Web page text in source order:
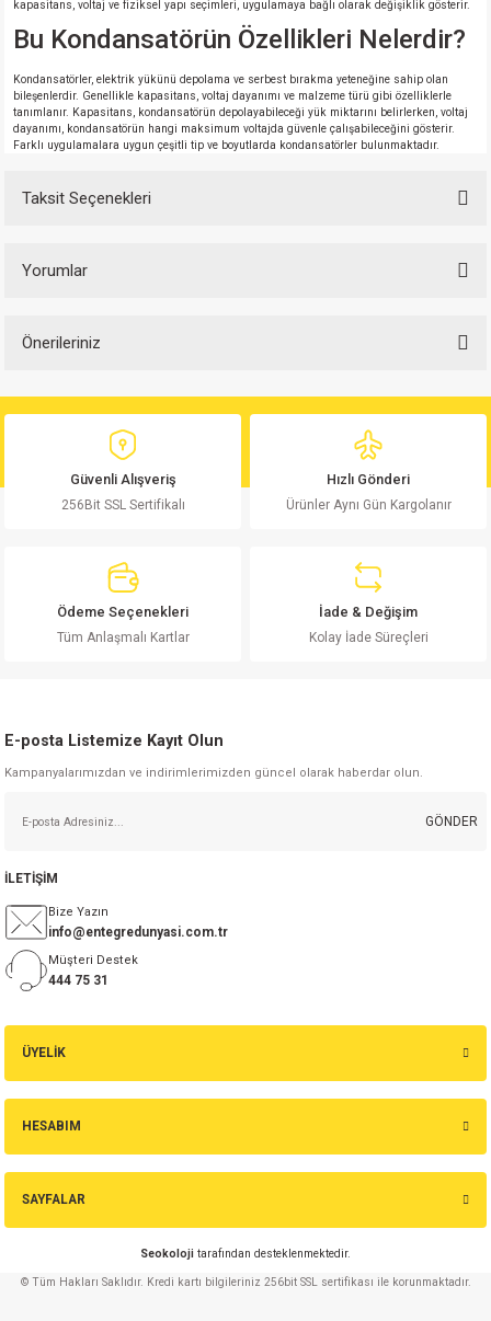
kapasitans, voltaj ve fiziksel yapı seçimleri, uygulamaya bağlı olarak değişiklik gösterir.
Bu Kondansatörün Özellikleri Nelerdir?
Kondansatörler, elektrik yükünü depolama ve serbest bırakma yeteneğine sahip olan
bileşenlerdir. Genellikle kapasitans, voltaj dayanımı ve malzeme türü gibi özelliklerle
tanımlanır. Kapasitans, kondansatörün depolayabileceği yük miktarını belirlerken, voltaj
dayanımı, kondansatörün hangi maksimum voltajda güvenle çalışabileceğini gösterir.
Farklı uygulamalara uygun çeşitli tip ve boyutlarda kondansatörler bulunmaktadır.
Taksit Seçenekleri
Yorumlar
Yorum Yaz
Önerileriniz
yetersiz gördüğünüz noktaları öneri formunu kullanarak tarafımıza
Görüş ve önerileriniz için teşekkür ederiz.
Ürün resmi kalitesiz, bozuk veya görüntülenemiyor.
Ürün bilgilerinde hatalar bulunuyor.
Bu ürüne benzer farklı alternatifler olmalı.
Gönder
Güvenli Alışveriş
256Bit SSL Sertifikalı
Hızlı Gönderi
Ürünler Aynı Gün Kargolanır
Ödeme Seçenekleri
Tüm Anlaşmalı Kartlar
İade & Değişim
Kolay İade Süreçleri
E-posta Listemize Kayıt Olun
Kampanyalarımızdan ve indirimlerimizden güncel olarak haberdar olun.
GÖNDER
ÜYELİK
HESABIM
SAYFALAR
Seokoloji tarafından desteklenmektedir.
İLETİŞİM
Bize Yazın
info@entegredunyasi.com.tr
Müşteri Destek
444 75 31
© Tüm Hakları Saklıdır. Kredi kartı bilgileriniz 256bit SSL sertifikası ile korunmaktadır.